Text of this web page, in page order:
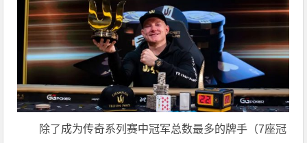
除了成为传奇系列赛中冠军总数最多的牌手（7座冠